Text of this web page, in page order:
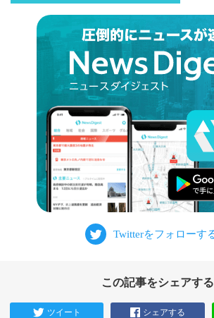
この記事をシェアする
ツイート シェアする